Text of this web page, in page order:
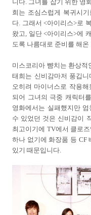
니다. 그녀를 잡기 위한 영
희는 조심스럽게 복귀시
다. 그래서 <아이리스>로
왔고, 일단 <아이리스>에
도록 나름대로 준비를 해온
미스코리아 뺨치는 환상적
태희는 신비감마저 풍깁
오히려 마이너스로 작용
되어 그녀의 극중 캐릭터
영화에서는 실패했지만
수 있었던 것은 신비감이
최고이기에 TV에서 클로
하나 없기에 화장품 등 CF
있기 때문입니다.